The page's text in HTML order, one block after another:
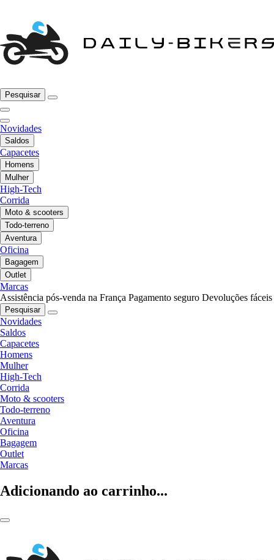
Pesquisar
Novidades
Saldos
Capacetes
Homens
Mulher
High-Tech
Corrida
Moto & scooters
Todo-terreno
Aventura
Oficina
Bagagem
Outlet
Marcas
Assistência pós-venda na França Pagamento seguro Devoluções fáceis
Pesquisar
Novidades
Saldos
Capacetes
Homens
Mulher
High-Tech
Corrida
Moto & scooters
Todo-terreno
Aventura
Oficina
Bagagem
Outlet
Marcas
Adicionando ao carrinho...